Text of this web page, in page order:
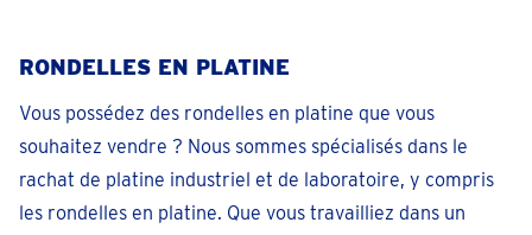
Genk
Europalaan 57
• vendredi pour 09:30
téléphoner 089 39 35 62
Prendre un rendez-vous
RONDELLES EN PLATINE
Vous possédez des rondelles en platine que vous
souhaitez vendre ? Nous sommes spécialisés dans le
rachat de platine industriel et de laboratoire, y compris
les rondelles en platine. Que vous travailliez dans un